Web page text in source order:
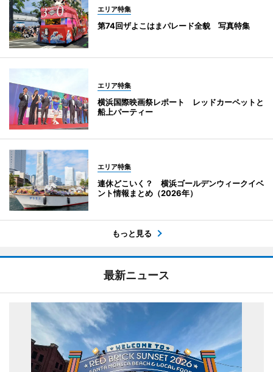
エリア特集
第74回ザよこはまパレード全貌 写真特集
エリア特集
横浜国際映画祭レポート レッドカーペットと
船上パーティー
エリア特集
連休どこいく？ 横浜ゴールデンウィークイベ
ント情報まとめ（2026年）
もっと見る
最新ニュース